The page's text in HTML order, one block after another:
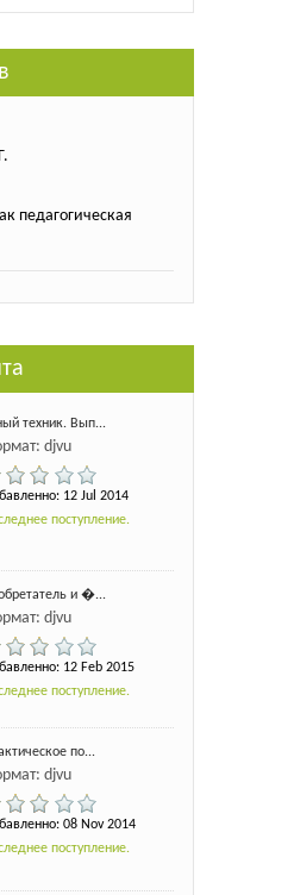
педагогическая
техник. Вып...
djvu
12 Jul 2014
поступление.
и �...
djvu
12 Feb 2015
поступление.
по...
djvu
08 Nov 2014
поступление.